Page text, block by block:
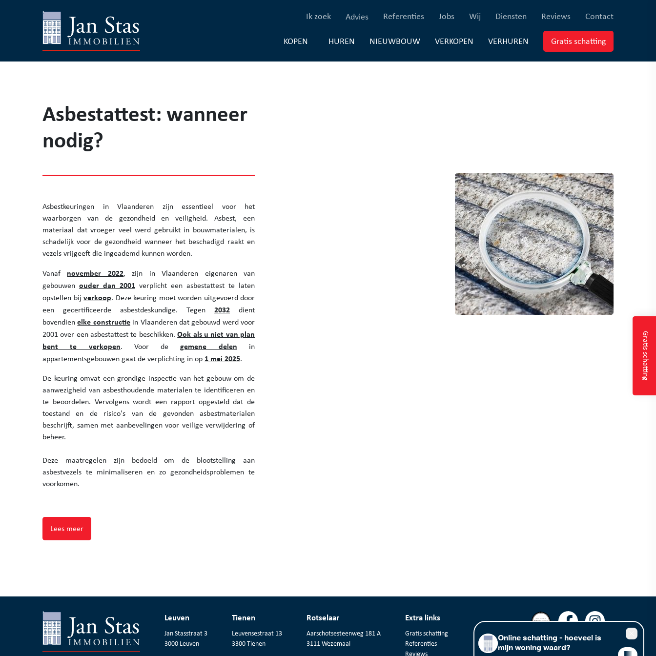
Ik zoek(Ik zoek)
Advies Referenties(Referenties)
Jobs(Jobs)Wij (Wij)Diensten(Diensten)
Reviews(Reviews)
Contact(Contact)
KOPEN HUREN (HUREN)
NIEUWBOUW(NIEUWBOUW)
VERKOPEN (VERKOPEN)
VERHUREN (VERHUREN)
Gratis schatting(Gratis
Gratis schatting
Asbestattest: wanneer
nodig?
Asbestkeuringen in Vlaanderen zijn essentieel voor het
waarborgen van de gezondheid en veiligheid. Asbest, een
materiaal dat vroeger veel werd gebruikt in bouwmaterialen, is
schadelijk voor de gezondheid wanneer het beschadigd raakt en
vezels vrijgeeft die ingeademd kunnen worden.
Vanaf november 2022, zijn in Vlaanderen eigenaren van
gebouwen ouder dan 2001 verplicht een asbestattest te laten
opstellen bij verkoop. Deze keuring moet worden uitgevoerd door
een gecertificeerde asbestdeskundige. Tegen 2032 dient
bovendienelke constructiein Vlaanderen dat gebouwd werd voor
2001 over een asbestattest te beschikken.Ook als u niet van plan
bent te verkopen. Voor degemene delen in
appartementsgebouwen gaat de verplichting in op 1 mei 2025.
De keuring omvat een grondige inspectie van het gebouw om de
aanwezigheid van asbesthoudende materialen te identificeren en
te beoordelen. Vervolgens wordt een rapport opgesteld dat de
toestand en de risico's van de gevonden asbestmaterialen
beschrijft, samen met aanbevelingen voor veilige verwijdering of
beheer.
Deze maatregelen zijn bedoeld om de blootstelling aan
asbestvezels te minimaliseren en zo gezondheidsproblemen te
voorkomen.
Lees meer
Leuven
Jan Stasstraat 3
3000 Leuven
Tienen
Leuvensestraat 13
3300 Tienen
Rotselaar
Aarschotsesteenweg 181 A
3111 Wezemaal
Extra links
Gratis schatting
Referenties
Reviews